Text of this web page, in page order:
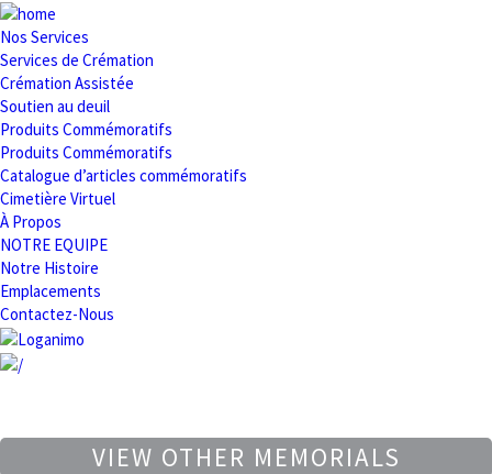
Nos Services
Services de Crémation
Crémation Assistée
Soutien au deuil
Produits Commémoratifs
Produits Commémoratifs
Catalogue d’articles commémoratifs
Cimetière Virtuel
À Propos
NOTRE EQUIPE
Notre Histoire
Emplacements
Contactez-Nous
VIEW OTHER MEMORIALS